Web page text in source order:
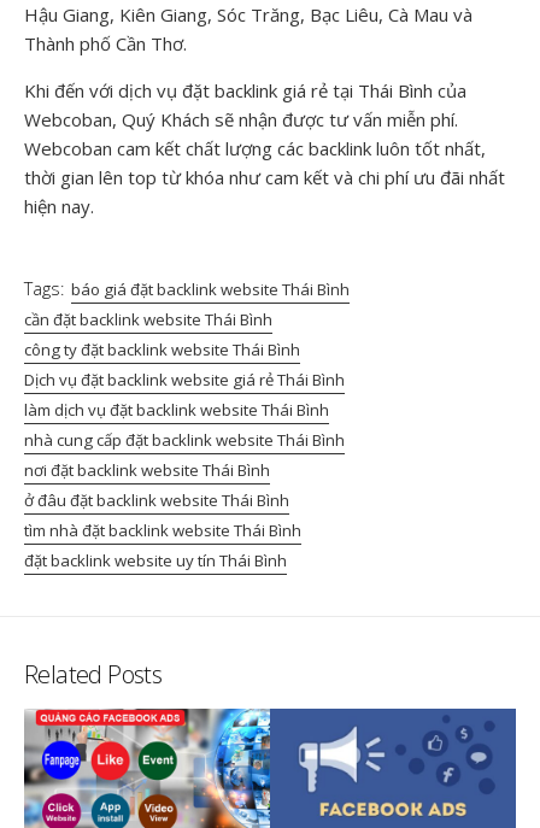
Hậu Giang, Kiên Giang, Sóc Trăng, Bạc Liêu, Cà Mau và
Thành phố Cần Thơ.
Khi đến với dịch vụ đặt backlink giá rẻ tại Thái Bình của
Webcoban, Quý Khách sẽ nhận được tư vấn miễn phí.
Webcoban cam kết chất lượng các backlink luôn tốt nhất,
thời gian lên top từ khóa như cam kết và chi phí ưu đãi nhất
hiện nay.
Tags: báo giá đặt backlink website Thái Bình
cần đặt backlink website Thái Bình
công ty đặt backlink website Thái Bình
Dịch vụ đặt backlink website giá rẻ Thái Bình
làm dịch vụ đặt backlink website Thái Bình
nhà cung cấp đặt backlink website Thái Bình
nơi đặt backlink website Thái Bình
ở đâu đặt backlink website Thái Bình
tìm nhà đặt backlink website Thái Bình
đặt backlink website uy tín Thái Bình
Related Posts